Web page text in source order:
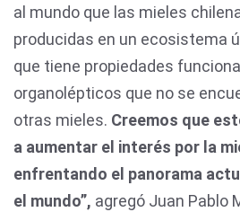
al mundo que las mieles
producidas en un ecosistema
que tiene propiedades
organolépticos que no se
otras mieles. Creemos que
a aumentar el interés por la
enfrentando el panorama
el mundo”, agregó Juan Pablo